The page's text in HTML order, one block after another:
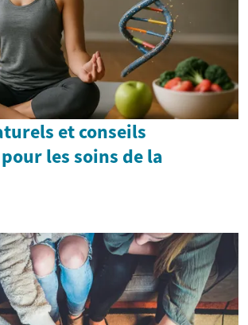
et conseils
les soins de la